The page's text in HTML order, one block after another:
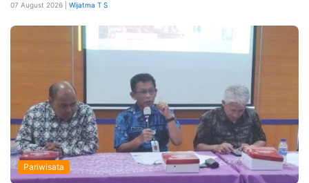
07 August 2026 | Wijatma T S
Pariwisata